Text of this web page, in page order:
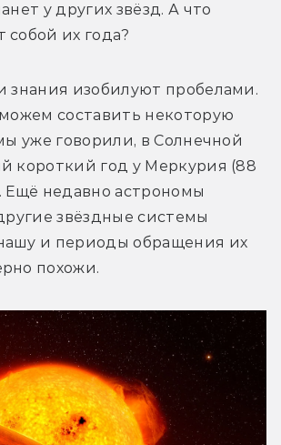
у других звёзд. А что
собой их года?
знания изобилуют пробелами.
составить некоторую
уже говорили, в Солнечной
короткий год у Меркурия (88
Ещё недавно астрономы
звёздные системы
и периоды обращения их
похожи.